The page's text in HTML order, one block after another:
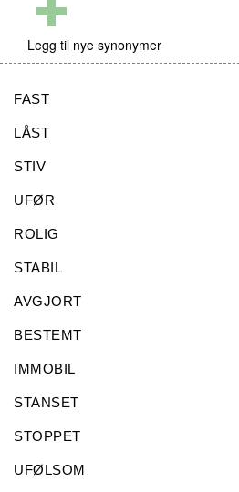
Legg til nye synonymer
FAST
LÅST
STIV
UFØR
ROLIG
STABIL
AVGJORT
BESTEMT
IMMOBIL
STANSET
STOPPET
UFØLSOM